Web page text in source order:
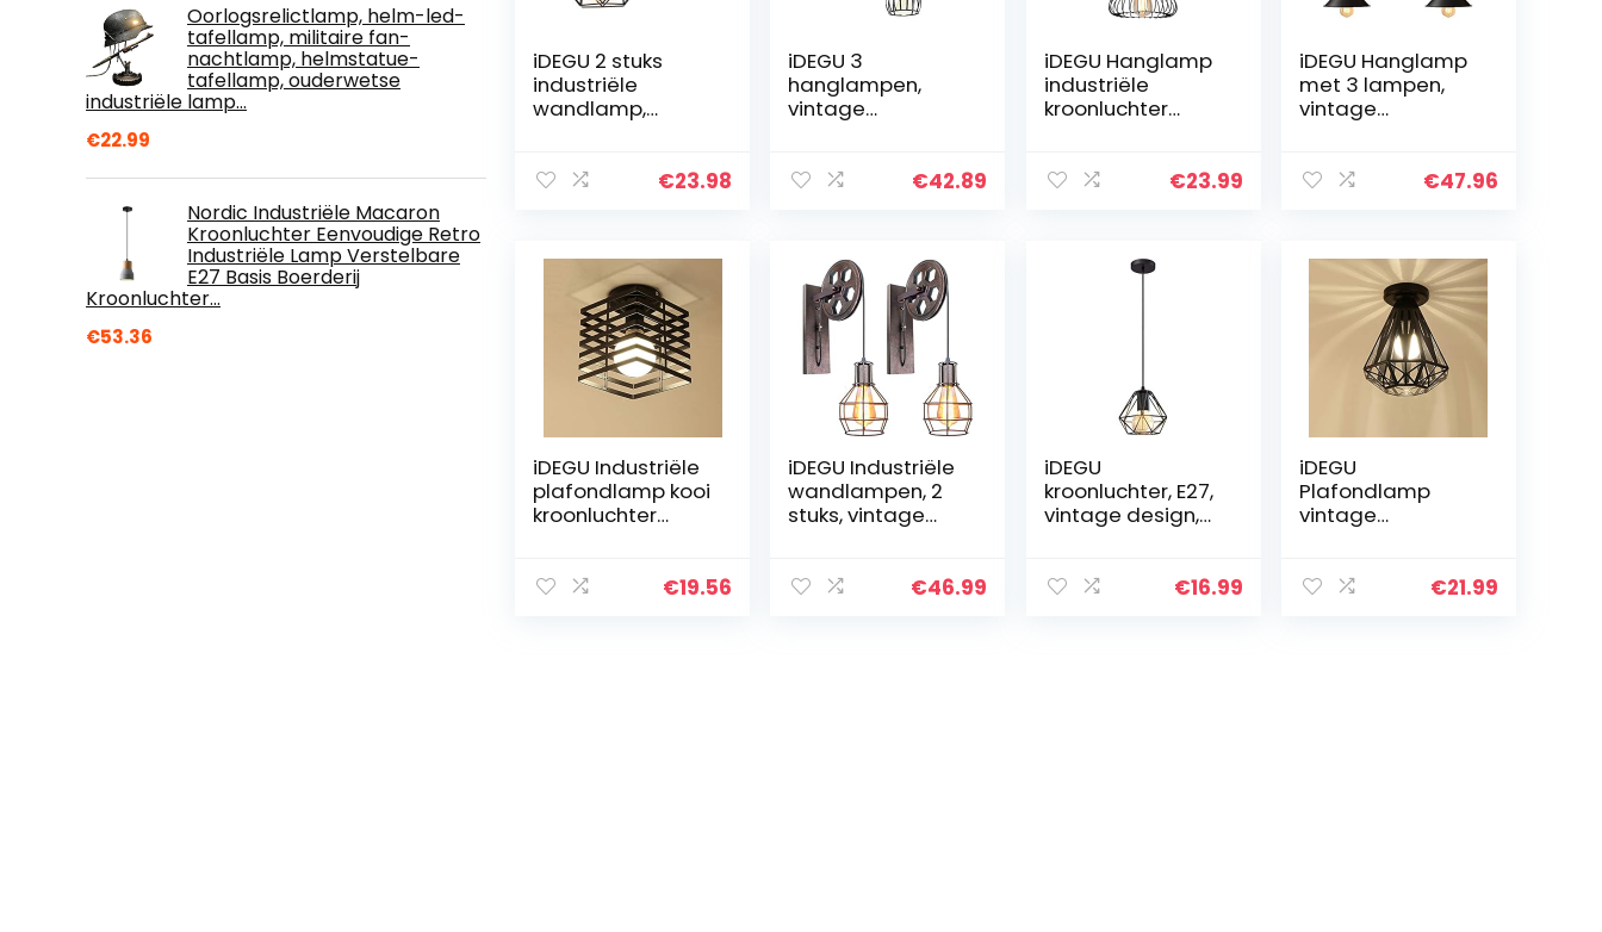
Oorlogsrelictlamp, helm-led-
tafellamp, militaire fan-
nachtlamp, helmstatue-
tafellamp, ouderwetse
industriële lamp…
€22.99
Nordic Industriële Macaron
Kroonluchter Eenvoudige Retro
Industriële Lamp Verstelbare
E27 Basis Boerderij
Kroonluchter…
€53.36
iDEGU 2 stuks
industriële
wandlamp,
kooi, zwart, E27,
€23.98
iDEGU 3
hanglampen,
vintage
industriële kooi,
€42.89
iDEGU Hanglamp
industriële
kroonluchter
metaal in de€23.99
iDEGU Hanglamp
met 3 lampen,
vintage
hanglamp in
voor keuken…
€47.96
iDEGU Industriële
plafondlamp kooi
kroonluchter
voor slaapkamer
€19.56
iDEGU Industriële
wandlampen, 2
stuks, vintage
design, retro€46.99
iDEGU
kroonluchter, E27,
vintage design,
ijzer, plafondlamp
€16.99
iDEGU
Plafondlamp
vintage
ijzer kooi
€21.99